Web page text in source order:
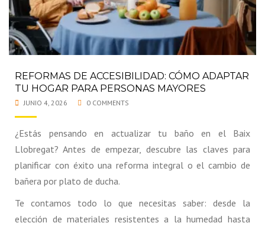
REFORMAS DE ACCESIBILIDAD: CÓMO ADAPTAR
TU HOGAR PARA PERSONAS MAYORES
JUNIO 4, 2026 0 COMMENTS
¿Estás pensando en actualizar tu baño en el Baix
Llobregat? Antes de empezar, descubre las claves para
planificar con éxito una reforma integral o el cambio de
bañera por plato de ducha.
Te contamos todo lo que necesitas saber: desde la
elección de materiales resistentes a la humedad hasta